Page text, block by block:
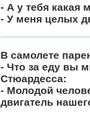
- А у тебя какая
- У меня целых
В самолете
- Что за еду вы
Стюардесса:
- Молодой
двигатель